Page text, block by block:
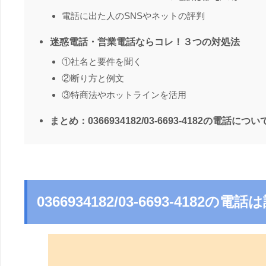
電話に出た人のSNSやネットの評判
迷惑電話・営業電話ならコレ！３つの対処法
①社名と要件を聞く
②断り方と例文
③特商法やホットラインを活用
まとめ：0366934182/03-6693-4182の電話につい
0366934182/03-6693-4182の電話